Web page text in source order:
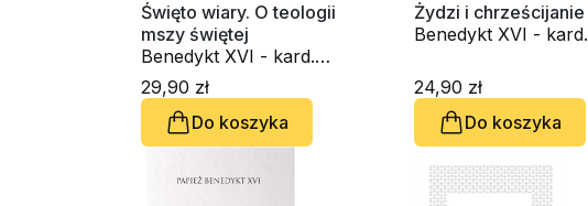
Święto wiary. O teologii
mszy świętej
Benedykt XVI - kard.
Joseph Ratzinger
29,90 zł
Do koszyka
Żydzi i chrześcijanie
Benedykt XVI - kard.
24,90 zł
Do koszyka